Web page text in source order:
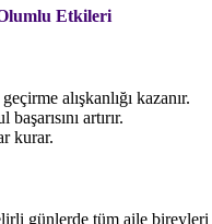
Etkileri
alışkanlığı kazanır.
artırır.
kurar.
günlerde tüm aile bireyleri